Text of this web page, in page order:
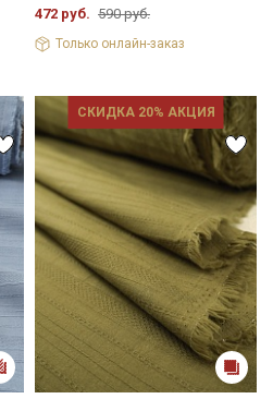
472 руб. 590 руб.
Только онлайн-заказ
СКИДКА 20% АКЦИЯ